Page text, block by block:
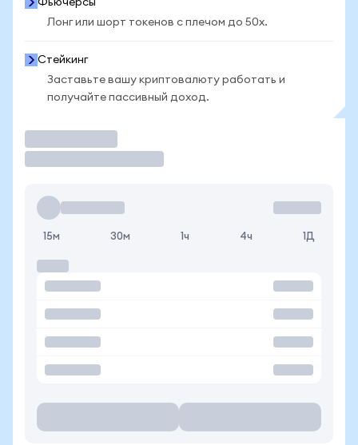
Фьючерсы
Лонг или шорт токенов с плечом до 50x.
Стейкинг
Заставьте вашу криптовалюту работать и
получайте пассивный доход.
15м 30м 1ч 4ч 1Д